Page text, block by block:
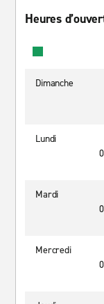
Heures
Dimanche
Lundi
Mardi
Mercredi